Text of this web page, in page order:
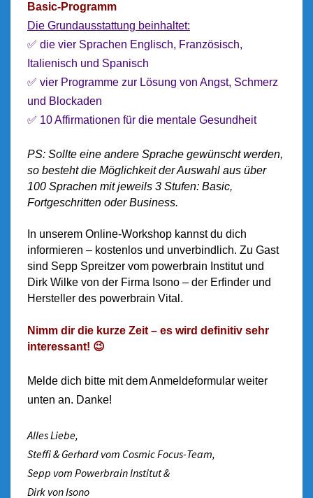
Basic-Programm
Die Grundausstattung beinhaltet:
✅ die vier Sprachen Englisch, Französisch,
Italienisch und Spanisch
✅ vier Programme zur Lösung von Angst, Schmerz
und Blockaden
✅ 10 Affirmationen für die mentale Gesundheit
PS: Sollte eine andere Sprache gewünscht werden,
so besteht die Möglichkeit der Auswahl aus über
100 Sprachen mit jeweils 3 Stufen: Basic,
Fortgeschritten oder Business.
In unserem Online-Workshop kannst du dich
informieren – kostenlos und unverbindlich. Zu Gast
sind Sepp Spreitzer vom powerbrain Institut und
Dirk Wilke von der Firma Isono – der Erfinder und
Hersteller des powerbrain Vital.
Nimm dir die kurze Zeit – es wird definitiv sehr
interessant! 😉
Melde dich bitte mit dem Anmeldeformular weiter
unten an. Danke!
Alles Liebe,
Steffi & Gerhard vom Cosmic Focus-Team,
Sepp vom Powerbrain Institut &
Dirk von Isono